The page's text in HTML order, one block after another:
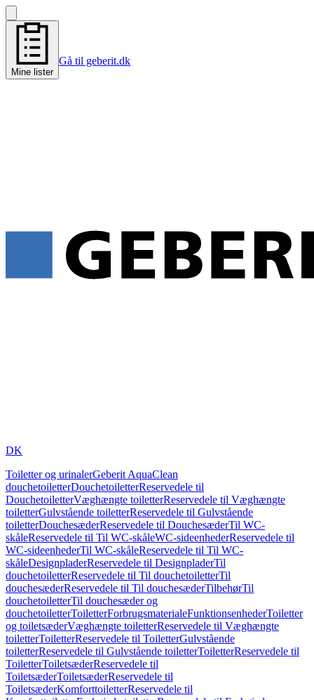
Mine lister
Gå til geberit.dk
DK
Toiletter og urinalerGeberit AquaClean
douchetoiletterDouchetoiletterReservedele til
DouchetoiletterVæghængte toiletterReservedele til Væghængte
toiletterGulvstående toiletterReservedele til Gulvstående
toiletterDouchesæderReservedele til DouchesæderTil WC-
skåleReservedele til Til WC-skåleWC-sideenhederReservedele til
WC-sideenhederTil WC-skåleReservedele til Til WC-
skåleDesignpladerReservedele til DesignpladerTil
douchetoiletterReservedele til Til douchetoiletterTil
douchesæderReservedele til Til douchesæderTilbehørTil
douchetoiletterTil douchesæder og
douchetoiletterToiletterForbrugsmaterialeFunktionsenhederToiletter
og toiletsæderVæghængte toiletterReservedele til Væghængte
toiletterToiletterReservedele til ToiletterGulvstående
toiletterReservedele til Gulvstående toiletterToiletterReservedele til
ToiletterToiletsæderReservedele til
ToiletsæderToiletsæderReservedele til
ToiletsæderKomforttoiletterReservedele til